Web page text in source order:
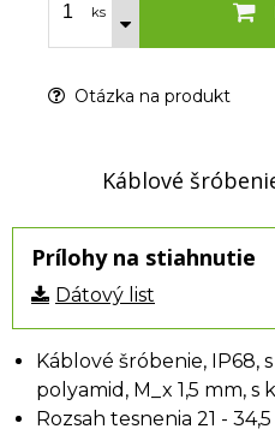
ks
Otázka na produkt
Káblové
Prílohy na stiahnutie
Dátový list
Káblové šróbenie, IP68,
polyamid, M_x 1,5 mm, s
Rozsah tesnenia 21 -